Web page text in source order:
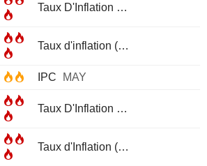
Taux D'Inflation De Base (Mensuel)
Taux d'inflation (Mensuel)
IPC MAY
Taux D'Inflation De Base (Annuel)
Taux d'Inflation (Annuel)